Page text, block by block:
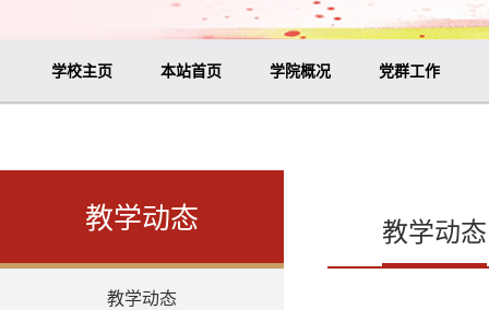
学校主页 本站首页 学院概况 党群工作
教学动态
教学动态
教学动态